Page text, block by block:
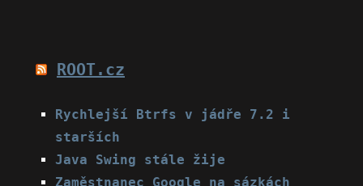
ROOT.cz
Rychlejší Btrfs v jádře 7.2 i
starších
Java Swing stále žije
Zaměstnanec Google na sázkách